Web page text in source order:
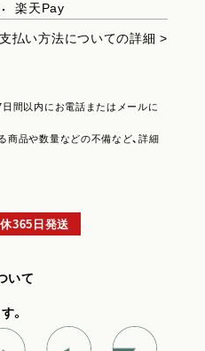
楽天Pay
払い方法についての詳細 >
間以内にお電話またはメールに
商品や数量などの不備など、詳細
365日発送
いて
。